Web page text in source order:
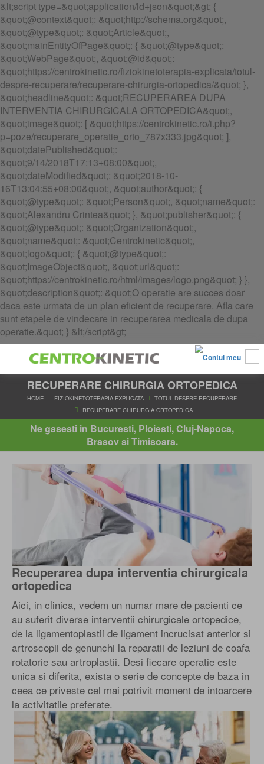
&lt;script type=&quot;application/ld+json&quot;&gt; {
&quot;@context&quot;: &quot;http://schema.org&quot;,
&quot;@type&quot;: &quot;Article&quot;,
&quot;mainEntityOfPage&quot;: { &quot;@type&quot;:
&quot;WebPage&quot;, &quot;@id&quot;:
&quot;https://centrokinetic.ro/fiziokinetoterapia-explicata/totul-
despre-recuperare/recuperare-chirurgia-ortopedica/&quot; },
&quot;headline&quot;: &quot;RECUPERAREA DUPA
INTERVENTIA CHIRURGICALA ORTOPEDICA&quot;,
&quot;image&quot;: [ &quot;https://centrokinetic.ro/i.php?
p=poze/recuperare_operatie_orto_787x333.jpg&quot; ],
&quot;datePublished&quot;:
&quot;9/14/2018T17:13+08:00&quot;,
&quot;dateModified&quot;: &quot;2018-10-
16T13:04:55+08:00&quot;, &quot;author&quot;: {
&quot;@type&quot;: &quot;Person&quot;, &quot;name&quot;:
&quot;Alexandru Crintea&quot; }, &quot;publisher&quot;: {
&quot;@type&quot;: &quot;Organization&quot;,
&quot;name&quot;: &quot;Centrokinetic&quot;,
&quot;logo&quot;: { &quot;@type&quot;:
&quot;ImageObject&quot;, &quot;url&quot;:
&quot;https://centrokinetic.ro/html/images/logo.png&quot; } },
&quot;description&quot;: &quot;O operatie are succes doar
daca este urmata de un plan eficient de recuperare. Afla care
sunt etapele de vindecare in recuperarea medicala de dupa
operatie.&quot; } &lt;/script&gt;
RECUPERARE CHIRURGIA ORTOPEDICA
FIZIOKINETOTERAPIA EXPLICATA
RECUPERARE CHIRURGIA ORTOPEDICA
Ne gasesti in Bucuresti, Ploiesti, Cluj-Napoca,
Brasov si Timisoara.
Recuperarea dupa interventia chirurgicala
ortopedica
Aici, in clinica, vedem un numar mare de pacienti ce
au suferit diverse interventii chirurgicale ortopedice,
de la ligamentoplastii de ligament incrucisat anterior si
artroscopii de genunchi la reparatii de leziuni de coafa
rotatorie sau artroplastii. Desi fiecare operatie este
unica si diferita, exista o serie de concepte de baza in
ceea ce priveste cel mai potrivit moment de intoarcere
la activitatile preferate.